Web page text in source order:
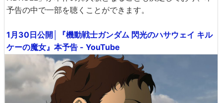
予告の中で一部を聴くことができます。
1月30日公開│『機動戦士ガンダム 閃光のハサウェイ キル
ケーの魔女』本予告 - YouTube